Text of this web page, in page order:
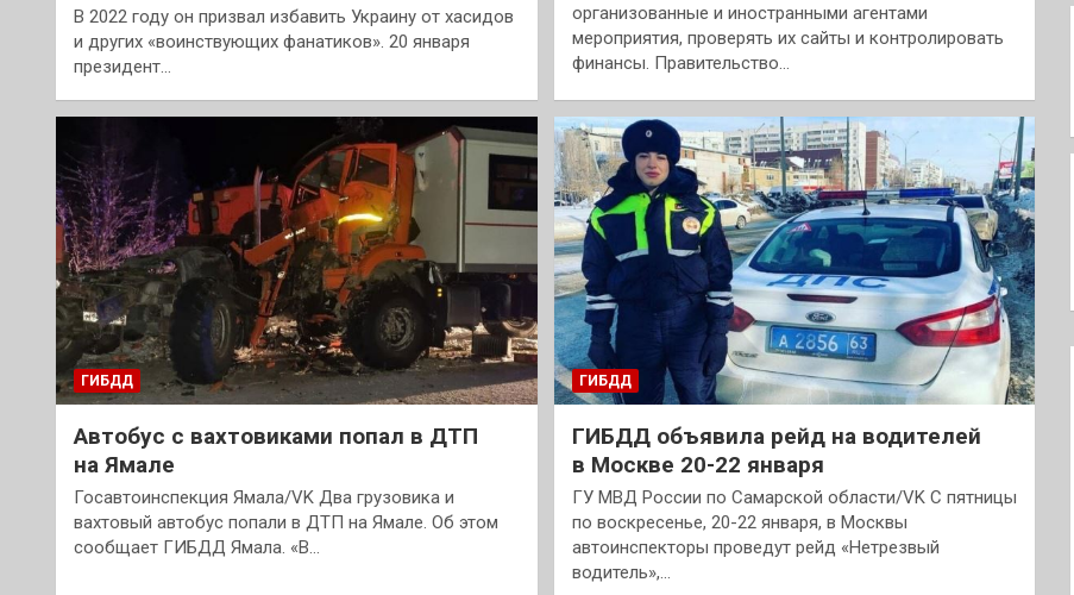
В 2022 году он призвал избавить Украину от хасидов
и других «воинствующих фанатиков». 20 января
президент…
организованные и иностранными агентами
мероприятия, проверять их сайты и контролировать
финансы. Правительство…
ГИБДД
Автобус с вахтовиками попал в ДТП
на Ямале
Госавтоинспекция Ямала/VK Два грузовика и
вахтовый автобус попали в ДТП на Ямале. Об этом
сообщает ГИБДД Ямала. «В…
ГИБДД
ГИБДД объявила рейд на водителей
в Москве 20-22 января
ГУ МВД России по Самарской области/VK С пятницы
по воскресенье, 20-22 января, в Москвы
автоинспекторы проведут рейд «Нетрезвый
водитель»,…